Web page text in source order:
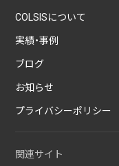
COLSISについて
実績・事例
ブログ
お知らせ
プライバシーポリシー
関連サイト